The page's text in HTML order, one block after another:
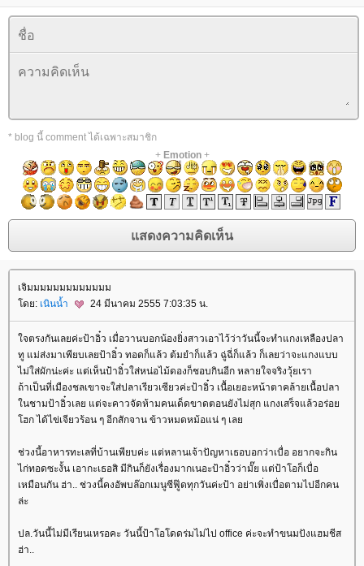
* blog นี้ comment ได้เฉพาะสมาชิก
+ Emotion+
เจิมมมมมมมมมมมมม
ดย: เนินน้ำ 24 มีนาคม 2555 7:03:35 น.
จตรงกันเลยค่ะป้าอิ๋ว เมื่อวานบอกน้องยิ่งสาวเอาไว้ว่าวันนี้จะทำแกงเหลืองปลา
ทู แม่ส่งมาเพียบเลยป้าอิ๋ว ทอดก็แล้ว ต้มยำก็แล้ว ฉู่ฉี่ก็แล้ว ก็เลยว่าจะแกงแบบ
ไม่ใส่ผักน่ะค่ะ แต่เห็นป้าอิ๋วใส่หน่อไม้ดองก็ชอบกินอีก หลายใจจริงวุ้ยเรา
ถ้าเป็นที่เมืองชลเขาจะใส่ปลาเรียวเซียวค่ะป้าอิ๋ว เนื้อเยอะหน้าตาคล้ายเนื้อปลา
นชามป้าอิ๋วเลย แต่จะคาวจัดห้ามคนเด็ดขาดตอนยังไม่สุก แกงเสร็จแล้วอร่อ
ฮก ได้ไข่เจียวร้อน ๆ อีกสักจาน ข้าวหมดหม้อแน่ ๆ เล
ช่วงนี้อาหารทะเลที่บ้านเพียบค่ะ แต่หลานเจ้าปัญหาเธอบอกว่าเบื่อ อยากจะกิน
ไก่ทอดซะงั้น เอากะเธอสิ มีกินก็ยังเรื่องมากเนอะป้าอิ๋วว่ามั๊ย แต่ป้าโอก็เบื่อ
เหมือนกัน ฮ่า.. ช่วงนี้คงอัพบล๊อกเมนูซีฟู๊ดทุกวันค่ะป้า อย่าเพิ่งเบื่อตามไปอีกคน
ล่ะ
ปล.วันนี้ไม่มีเรียนเหรอคะ วันนี้ป้าโอโดดร่มไม่ไป office ค่ะจะทำขนมปังแฮมชีส
ฮ่า..